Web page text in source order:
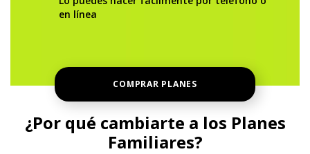
en línea
COMPRAR PLANES
¿Por qué cambiarte a los Planes
Familiares?